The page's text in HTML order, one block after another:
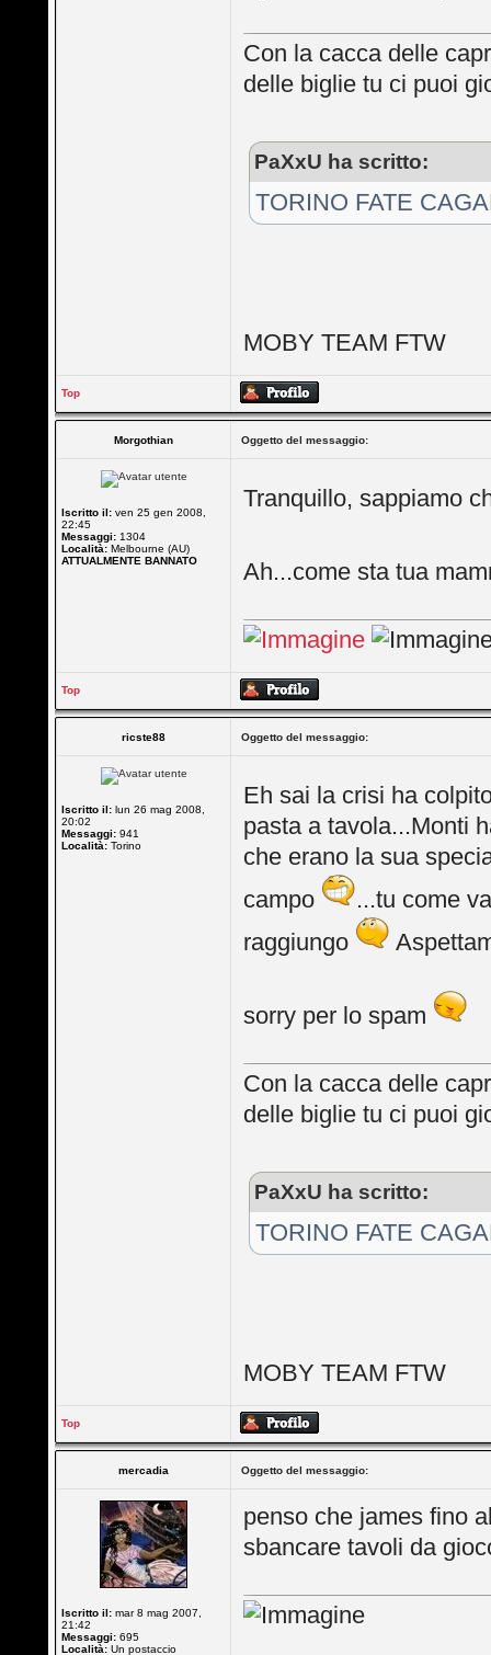
Con la cacca delle
delle biglie tu ci puoi
PaXxU ha scritto:
TORINO FATE
MOBY TEAM FTW
Top
Morgothian Oggetto del messaggio:
Iscritto il: ven 25 gen 2008,
22:45
Messaggi: 1304
Località: Melbourne (AU)
ATTUALMENTE BANNATO
Tranquillo, sappiamo
Ah...come sta tua
Top
ricste88 Oggetto del messaggio:
Iscritto il: lun 26 mag 2008,
20:02
Messaggi: 941
Località: Torino
Eh sai la crisi ha
pasta a tavola...Monti
che erano la sua
campo
...tu come
raggiungo
sorry per lo spam
Con la cacca delle
delle biglie tu ci puoi
PaXxU ha scritto:
TORINO FATE
MOBY TEAM FTW
Top
mercadia Oggetto del messaggio:
Iscritto il: mar 8 mag 2007,
21:42
Messaggi: 695
Località: Un postaccio
penso che james fino
sbancare tavoli da